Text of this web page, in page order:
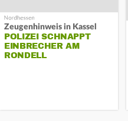
Zeugenhinweis in Kassel
POLIZEI SCHNAPPT
EINBRECHER AM
RONDELL